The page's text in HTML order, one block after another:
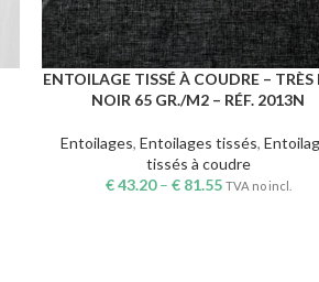
CHOIX DES OPTIONS
ENTOILAGE TISSÉ À COUDRE – TRÈS
NOIR 65 GR./M2 – RÉF. 2013N
Entoilages, Entoilages tissés,
tissés à coudre
€43.20– €81.55 TVA no incl.